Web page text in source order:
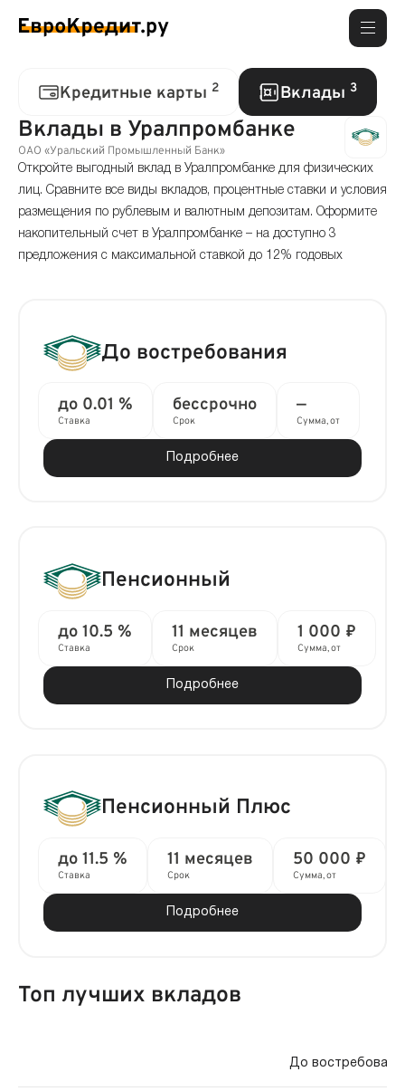
Кредитные карты 2 Вклады 3
Вклады в Уралпромбанке
ОАО «Уральский Промышленный Банк»
Откройте выгодный вклад в Уралпромбанке для физических
лиц. Сравните все виды вкладов, процентные ставки и условия
размещения по рублевым и валютным депозитам. Оформите
накопительный счет в Уралпромбанке – на доступно 3
предложения с максимальной ставкой до 12% годовых
До востребования
до 0.01 %
Ставка
бессрочно
Срок
—
Сумма, от
Подробнее
Пенсионный
до 10.5 %
Ставка
11 месяцев
Срок
1 000 ₽
Сумма, от
Подробнее
Пенсионный Плюс
до 11.5 %
Ставка
11 месяцев
Срок
50 000 ₽
Сумма, от
Подробнее
Топ лучших вкладов
До